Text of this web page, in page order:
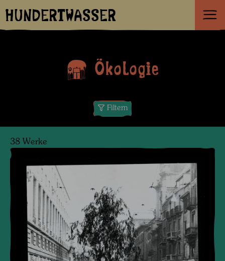
HUNDERTWASSER
Ökologie
Filtern
38 Werke